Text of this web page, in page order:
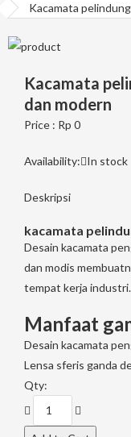
Kacamata
Kacamata
dan modern
Price : Rp 0
Availability: In stock
Deskripsi
kacamata
Desain kacamata
dan modis
tempat kerja industri.
Manfaat
Desain kacamata
Lensa sferis ganda
Qty: